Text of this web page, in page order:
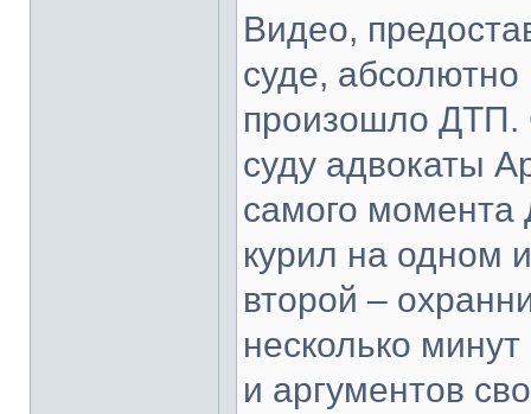
Видео,
суде, абсолютно
произошло ДТП.
суду адвокаты
самого момента
курил на одном
второй –
несколько
и аргументов